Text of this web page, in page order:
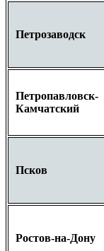
Петрозаводск
Петропавловск-
Камчатский
Псков
Ростов-на-Дону